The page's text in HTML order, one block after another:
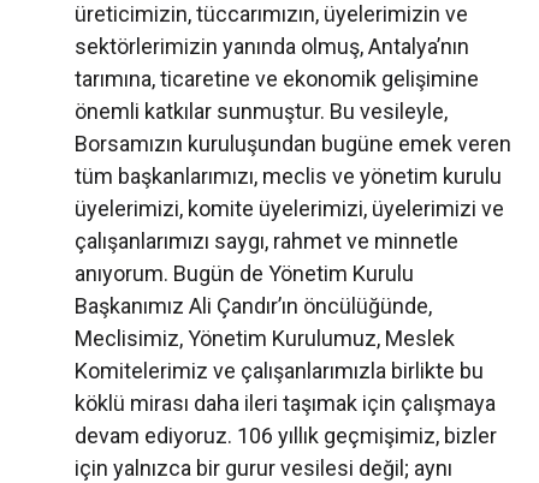
üreticimizin, tüccarımızın, üyelerimizin ve
sektörlerimizin yanında olmuş, Antalya’nın
tarımına, ticaretine ve ekonomik gelişimine
önemli katkılar sunmuştur. Bu vesileyle,
Borsamızın kuruluşundan bugüne emek veren
tüm başkanlarımızı, meclis ve yönetim kurulu
üyelerimizi, komite üyelerimizi, üyelerimizi ve
çalışanlarımızı saygı, rahmet ve minnetle
anıyorum. Bugün de Yönetim Kurulu
Başkanımız Ali Çandır’ın öncülüğünde,
Meclisimiz, Yönetim Kurulumuz, Meslek
Komitelerimiz ve çalışanlarımızla birlikte bu
köklü mirası daha ileri taşımak için çalışmaya
devam ediyoruz. 106 yıllık geçmişimiz, bizler
için yalnızca bir gurur vesilesi değil; aynı